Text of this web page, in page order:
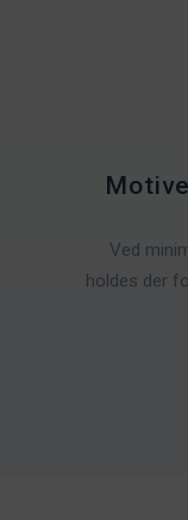
Ved
holdes der